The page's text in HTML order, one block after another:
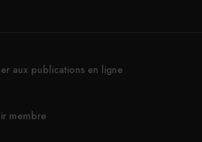
aux publications en ligne
membre